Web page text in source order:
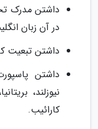
داشتن مدرک
در آن زبان
داشتن تبعیت
داشتن
نیوزلند،
کارائیب.